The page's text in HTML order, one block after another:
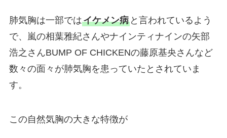
肺気胸は一部ではイケメン病と言われているよう
で、嵐の相葉雅紀さんやナインティナインの矢部
浩之さんBUMP OF CHICKENの藤原基央さんなど
数々の面々が肺気胸を患っていたとされていま
す。
この自然気胸の大きな特徴が